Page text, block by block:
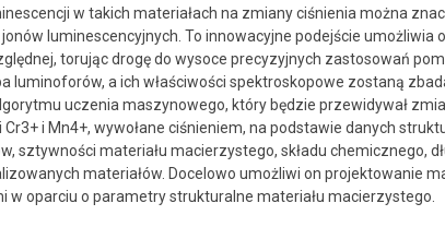
w takich materiałach na zmiany ciśnienia można
luminescencyjnych. To innowacyjne podejście
torując drogę do wysoce precyzyjnych zastosowań
luminoforów, a ich właściwości spektroskopowe zostaną
uczenia maszynowego, który będzie przewidywał
i Mn4+, wywołane ciśnieniem, na podstawie danych
sztywności materiału macierzystego, składu chemicznego,
materiałów. Docelowo umożliwi on projektowanie
oparciu o parametry strukturalne materiału macierzystego.